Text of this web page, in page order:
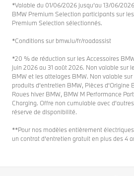
*Valable du 01/06/2026 jusqu’au 13/06/
BMW Premium Selection participants sur
Premium Selection sélectionnés.
*Conditions sur bmw.lu/fr/roadassist
*20 % de réduction sur les Accessoires
juin 2026 au 31 août 2026. Non valable sur
BMW et les attelages BMW. Non valable
produits d'entretien BMW, Pièces d’Origine
Roues hiver BMW, BMW M Performance
Charging. Offre non cumulable avec
réserve de disponibilité.
**Pour nos modèles entièrement
un contrat d‘entretien gratuit en plus des 4